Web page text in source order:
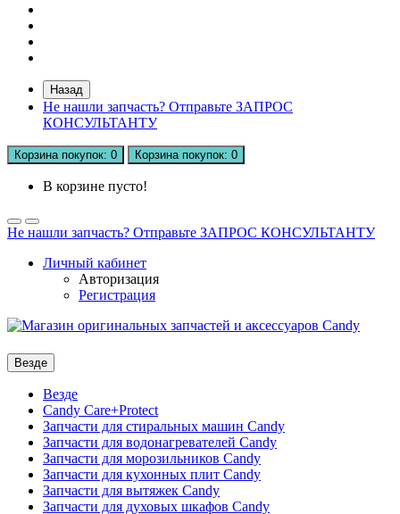
Назад
Не нашли запчасть? Отправьте ЗАПРОС
КОНСУЛЬТАНТУ
Корзинапокупок: 0 Корзинапокупок: 0
В корзине пусто!
Не нашли запчасть? Отправьте ЗАПРОС КОНСУЛЬТАНТУ
Личный кабинет
Авторизация
Регистрация
Везде
Везде
Candy Care+Protect
Запчасти для стиральных машин Candy
Запчасти для водонагревателей Candy
Запчасти для морозильников Candy
Запчасти для кухонных плит Candy
Запчасти для вытяжек Candy
Запчасти для духовых шкафов Candy